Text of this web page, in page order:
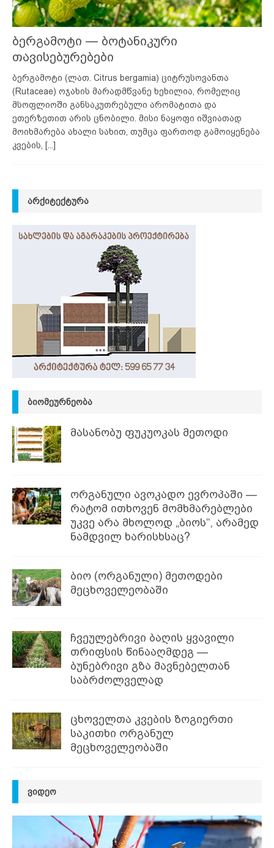
ბერგამოტი — ბოტანიკური
თავისებურებები
ბერგამოტი (ლათ. Citrus bergamia) ციტრუსოვანთა
(Rutaceae) ოჯახის მარადმწვანე ხეხილია, რომელიც
მსოფლიოში განსაკუთრებული არომატითა და
ეთერზეთით არის ცნობილი. მისი ნაყოფი იშვიათად
მოიხმარება ახალი სახით, თუმცა ფართოდ გამოიყენება
კვების,
[...]
ᲐᲠᲥᲘᲢᲔᲥᲢᲣᲠᲐ
ᲑᲘᲝᲛᲔᲣᲠᲜᲔᲝᲑᲐ
მასანობუ ფუკუოკას მეთოდი
ორგანული ავოკადო ევროპაში —
რატომ ითხოვენ მომხმარებლები
უკვე არა მხოლოდ „ბიოს“, არამედ
ნამდვილ ხარისხსაც?
ბიო (ორგანული) მეთოდები
მეცხოველეობაში
ჩვეულებრივი ბაღის ყვავილი
თრიფსის წინააღმდეგ —
ბუნებრივი გზა მავნებელთან
საბრძოლველად
ცხოველთა კვების ზოგიერთი
საკითხი ორგანულ
მეცხოველეობაში
ᲕᲘᲓᲔᲝ